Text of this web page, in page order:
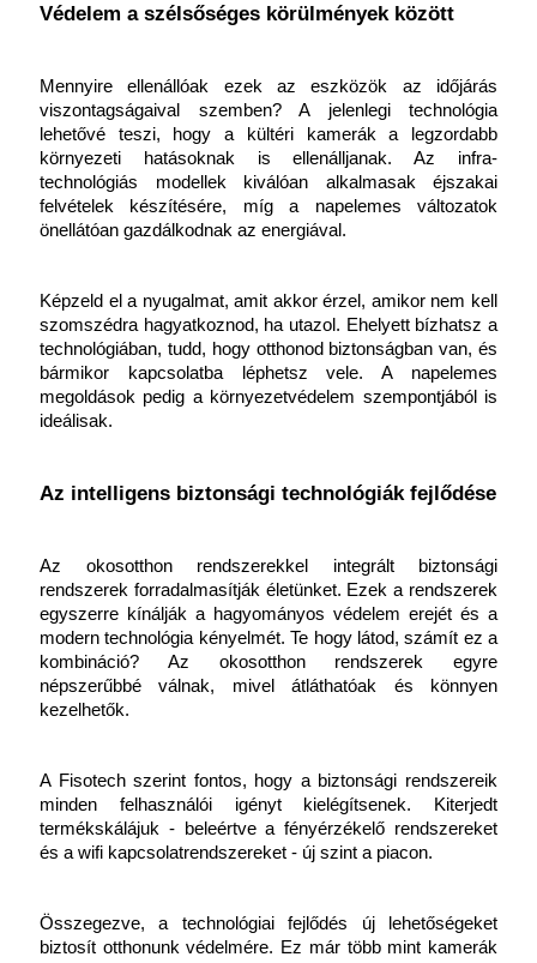
Védelem a szélsőséges körülmények között
Mennyire ellenállóak ezek az eszközök az időjárás
viszontagságaival szemben? A jelenlegi technológia
lehetővé teszi, hogy a kültéri kamerák a legzordabb
környezeti hatásoknak is ellenálljanak. Az infra-
technológiás modellek kiválóan alkalmasak éjszakai
felvételek készítésére, míg a napelemes változatok
önellátóan gazdálkodnak az energiával.
Képzeld el a nyugalmat, amit akkor érzel, amikor nem kell
szomszédra hagyatkoznod, ha utazol. Ehelyett bízhatsz a
technológiában, tudd, hogy otthonod biztonságban van, és
bármikor kapcsolatba léphetsz vele. A napelemes
megoldások pedig a környezetvédelem szempontjából is
ideálisak.
Az intelligens biztonsági technológiák fejlődése
Az okosotthon rendszerekkel integrált biztonsági
rendszerek forradalmasítják életünket. Ezek a rendszerek
egyszerre kínálják a hagyományos védelem erejét és a
modern technológia kényelmét. Te hogy látod, számít ez a
kombináció? Az okosotthon rendszerek egyre
népszerűbbé válnak, mivel átláthatóak és könnyen
kezelhetők.
A Fisotech szerint fontos, hogy a biztonsági rendszereik
minden felhasználói igényt kielégítsenek. Kiterjedt
termékskálájuk - beleértve a fényérzékelő rendszereket
és a wifi kapcsolatrendszereket - új szint a piacon.
Összegezve, a technológiai fejlődés új lehetőségeket
biztosít otthonunk védelmére. Ez már több mint kamerák